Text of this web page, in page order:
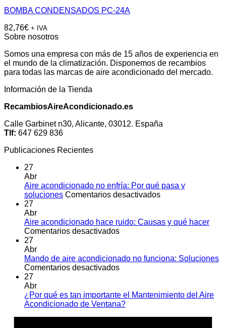
BOMBA CONDENSADOS PC-24A
82,76€ + IVA
Sobre nosotros
Somos una empresa con más de 15 años de experiencia en
el mundo de la climatización. Disponemos de recambios
para todas las marcas de aire acondicionado del mercado.
Información de la Tienda
RecambiosAireAcondicionado.es
Calle Garbinet n30, Alicante, 03012. España
Tlf: 647 629 836
Publicaciones Recientes
27
Abr
Aire acondicionado no enfría: Por qué pasa y
soluciones Comentarios desactivadosen
no
pasa
27
Abr
Aire acondicionado hace ruido: Causas y qué hacer
Comentarios desactivadosen
hace
ruido:
qué
hacer
27
Abr
Mando de aire acondicionado no funciona: Soluciones
Comentarios desactivadosen
aire
acondicionado
27
Abr
¿Por qué es tan importante el Mantenimiento del Aire
Acondicionado de Ventana?No